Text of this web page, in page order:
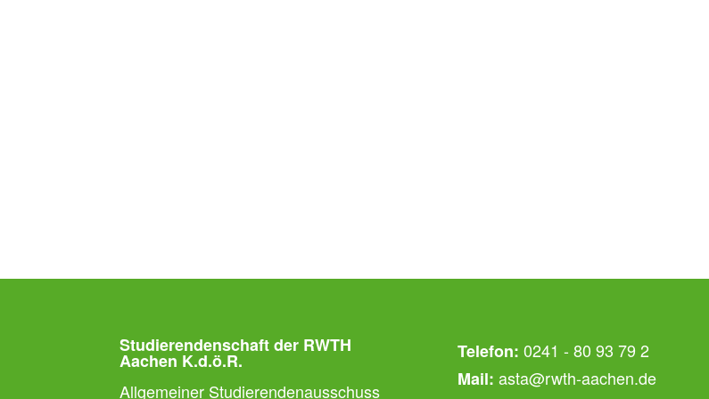
Studierendenschaft der RWTH
Aachen K.d.ö.R.
Allgemeiner Studierendenausschuss
Telefon: 0241 - 80 93 79 2
Mail: asta@rwth-aachen.de